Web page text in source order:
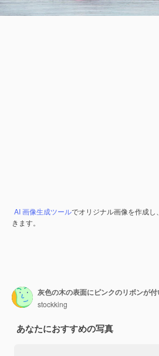
AI 画像生成ツールでオリジナル画像を作成し、
きます。
stockking
あなたにおすすめの写真